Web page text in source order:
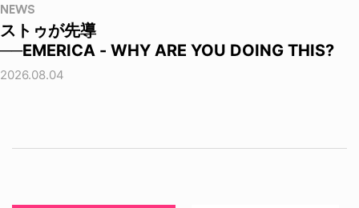
NEWS
ストゥが先導
──EMERICA - WHY ARE YOU DOING THIS?
2026.08.04